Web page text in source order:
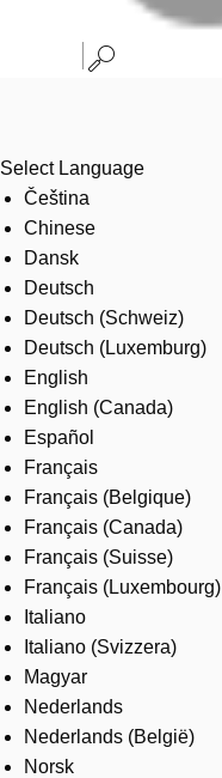
Select Language
Čeština
Chinese
Dansk
Deutsch
Deutsch (Schweiz)
Deutsch (Luxemburg)
English
English (Canada)
Español
Français
Français (Belgique)
Français (Canada)
Français (Suisse)
Français (Luxembourg)
Italiano
Italiano (Svizzera)
Magyar
Nederlands
Nederlands (België)
Norsk